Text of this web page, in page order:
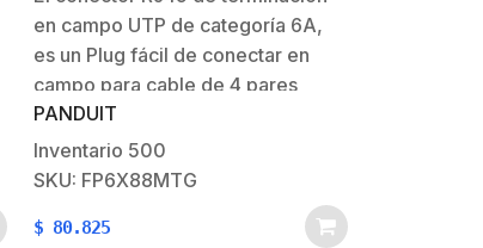
Cat5e, Cat6 y Cat6A, Color Negro
en campo UTP de categoría 6A,
es un Plug fácil de conectar en
campo para cable de 4 pares
trenzados sin blindaje. Al
proporcionar un rendimiento de
Categoría 6A, es compatible con
los sistemas de Categoría 5e y 6
en…
PANDUIT
Inventario 500
SKU: FP6X88MTG
$ 80.825